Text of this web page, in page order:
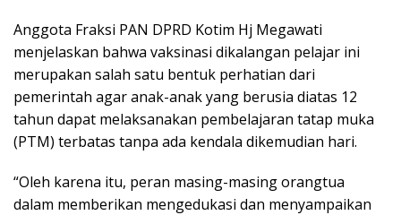
Anggota Fraksi PAN DPRD Kotim Hj Megawati
menjelaskan bahwa vaksinasi dikalangan pelajar ini
merupakan salah satu bentuk perhatian dari
pemerintah agar anak-anak yang berusia diatas 12
tahun dapat melaksanakan pembelajaran tatap muka
(PTM) terbatas tanpa ada kendala dikemudian hari.
“Oleh karena itu, peran masing-masing orangtua
dalam memberikan mengedukasi dan menyampaikan